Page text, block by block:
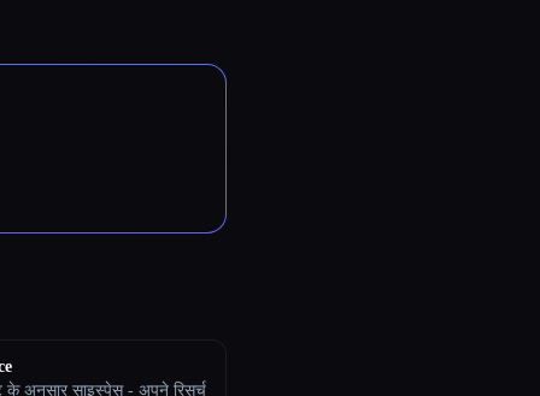
के अनुसार साइस्पेस - अपने रिसर्च